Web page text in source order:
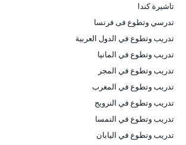
تاشيرة كندا
تدرسي وتطوع فى فرنسا
تدريب وتطوع في الدول العربية
تدريب وتطوع في المانيا
تدريب وتطوع في المجر
تدريب وتطوع في المغرب
تدريب وتطوع في النرويج
تدريب وتطوع في النمسا
تدريب وتطوع في اليابان